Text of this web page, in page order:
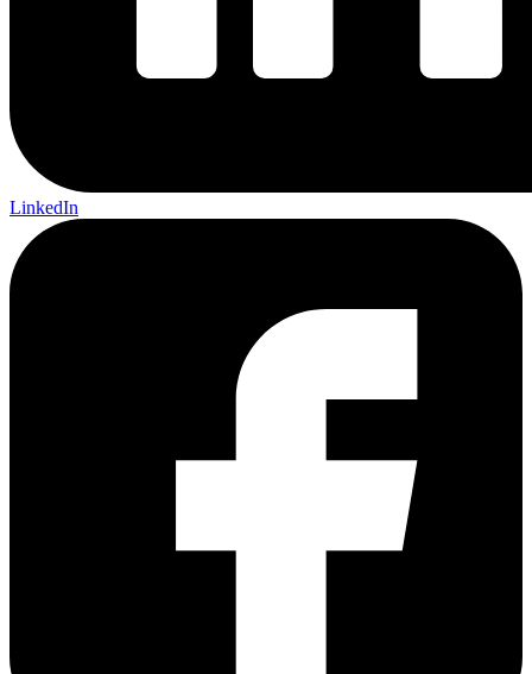
LinkedIn